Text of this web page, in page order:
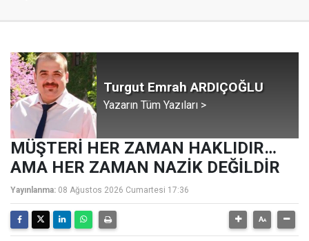
Turgut Emrah ARDIÇOĞLU
Yazarın Tüm Yazıları >
MÜŞTERİ HER ZAMAN HAKLIDIR…
AMA HER ZAMAN NAZİK DEĞİLDİR
Yayınlanma: 08 Ağustos 2026 Cumartesi 17:36